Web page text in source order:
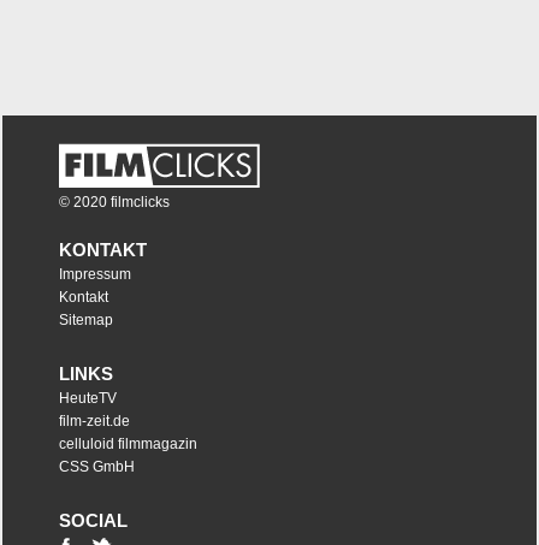
© 2020 filmclicks
KONTAKT
Impressum
Kontakt
Sitemap
LINKS
HeuteTV
film-zeit.de
celluloid filmmagazin
CSS GmbH
SOCIAL